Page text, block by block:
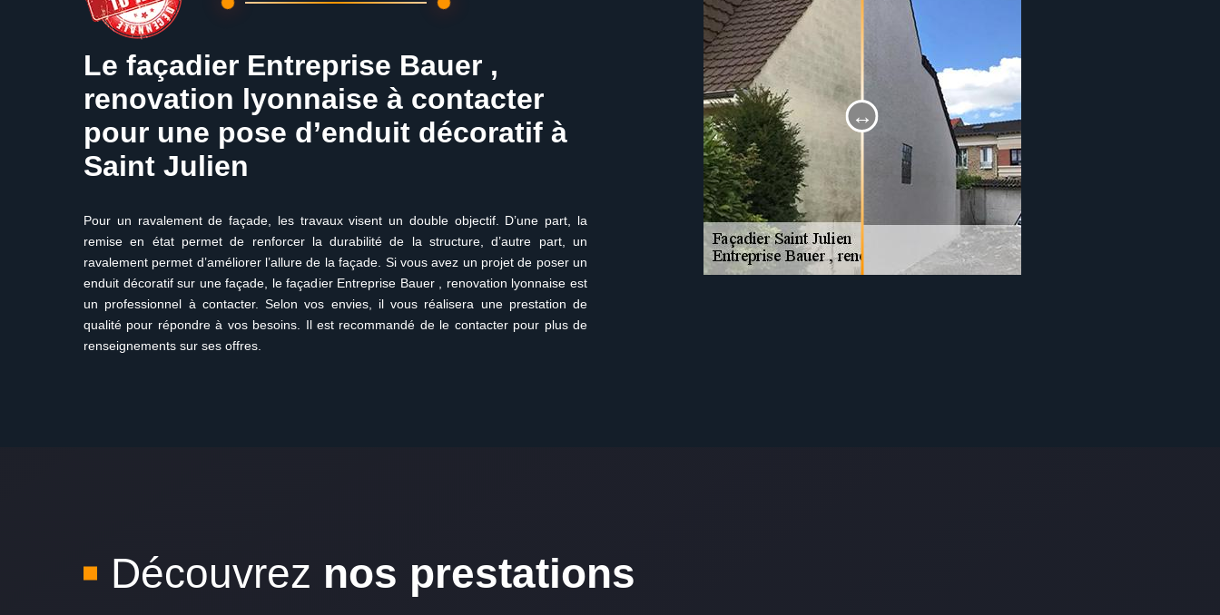
Le façadier Entreprise Bauer ,
renovation lyonnaise à contacter
pour une pose d’enduit décoratif à
Saint Julien
Pour un ravalement de façade, les travaux visent un double objectif. D’une part, la
remise en état permet de renforcer la durabilité de la structure, d’autre part, un
ravalement permet d’améliorer l’allure de la façade. Si vous avez un projet de poser un
enduit décoratif sur une façade, le façadier Entreprise Bauer , renovation lyonnaise est
un professionnel à contacter. Selon vos envies, il vous réalisera une prestation de
qualité pour répondre à vos besoins. Il est recommandé de le contacter pour plus de
renseignements sur ses offres.
Découvrez nos prestations